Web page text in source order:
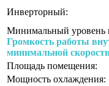
Инверторный:
Минимальный уровень
Громкость работы
минимальной
Площадь помещения:
Мощность охлаждения: